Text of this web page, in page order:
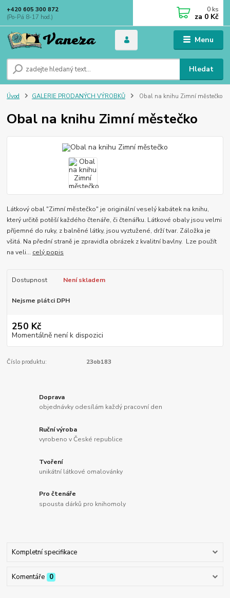
Menu
Hledat
+420 605 300 872
(Po-Pá 8-17 hod.)
0 ks
za 0 Kč
Úvod GALERIE PRODANÝCH VÝROBKŮ Obal na knihu Zimní městečko
Obal na knihu Zimní městečko
Látkový obal "Zimní městečko" je originální veselý kabátek na knihu,
který určitě potěší každého čtenáře, či čtenářku. Látkové obaly jsou velmi
příjemné do ruky, z balněné látky, jsou vyztužené, drží tvar. Záložka je
všitá. Na přední straně je zpravidla obrázek z kvalitní bavlny. Lze použít
na veli... celý popis
Dostupnost Není skladem
Nejsme plátci DPH
250 Kč
Momentálně není k dispozici
Číslo produktu: 23ob183
Doprava
objednávky odesílám každý pracovní den
Ruční výroba
vyrobeno v České republice
Tvoření
unikátní látkové omalovánky
Pro čtenáře
spousta dárků pro knihomoly
Kompletní specifikace
Komentáře 0